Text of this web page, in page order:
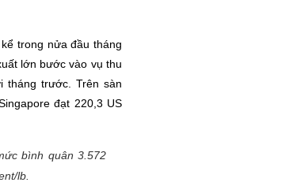
trong nửa đầu tháng
lớn bước vào vụ thu
tháng trước. Trên sàn
đạt 220,3 US
bình quân 3.572
lb.